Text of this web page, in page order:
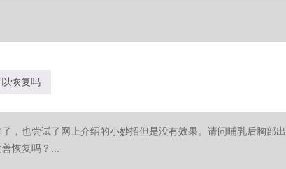
恢复吗
，也尝试了网上介绍的小妙招但是没有效果。请问哺乳后胸部出
恢复吗？...